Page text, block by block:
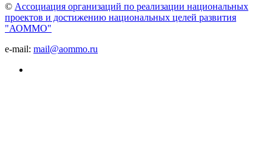
© Ассоциация организаций по реализации национальных
проектов и достижению национальных целей развития
"АОММО"
e-mail: mail@aommo.ru